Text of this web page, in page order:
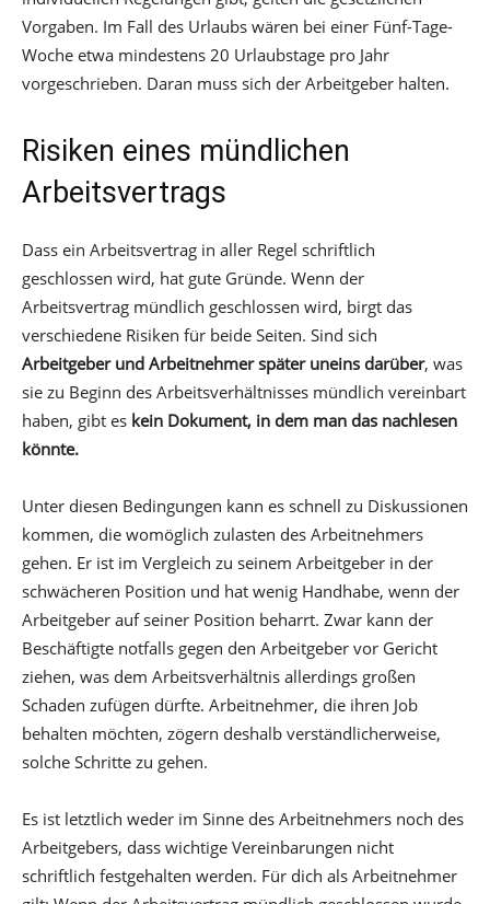
Vorgaben. Im Fall des Urlaubs wären bei einer Fünf-Tage-
Woche etwa mindestens 20 Urlaubstage pro Jahr
vorgeschrieben. Daran muss sich der Arbeitgeber halten.
Risiken eines mündlichen
Arbeitsvertrags
Dass ein Arbeitsvertrag in aller Regel schriftlich
geschlossen wird, hat gute Gründe. Wenn der
Arbeitsvertrag mündlich geschlossen wird, birgt das
verschiedene Risiken für beide Seiten. Sind sich
Arbeitgeber und Arbeitnehmer später uneins darüber, was
sie zu Beginn des Arbeitsverhältnisses mündlich vereinbart
haben, gibt es kein Dokument, in dem man das nachlesen
könnte.
Unter diesen Bedingungen kann es schnell zu Diskussionen
kommen, die womöglich zulasten des Arbeitnehmers
gehen. Er ist im Vergleich zu seinem Arbeitgeber in der
schwächeren Position und hat wenig Handhabe, wenn der
Arbeitgeber auf seiner Position beharrt. Zwar kann der
Beschäftigte notfalls gegen den Arbeitgeber vor Gericht
ziehen, was dem Arbeitsverhältnis allerdings großen
Schaden zufügen dürfte. Arbeitnehmer, die ihren Job
behalten möchten, zögern deshalb verständlicherweise,
solche Schritte zu gehen.
Es ist letztlich weder im Sinne des Arbeitnehmers noch des
Arbeitgebers, dass wichtige Vereinbarungen nicht
schriftlich festgehalten werden. Für dich als Arbeitnehmer